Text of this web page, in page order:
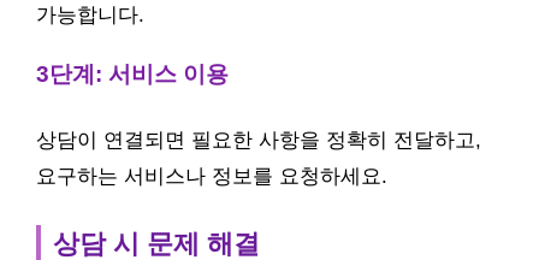
가능합니다.
3단계: 서비스 이용
상담이 연결되면 필요한 사항을 정확히 전달하고,
요구하는 서비스나 정보를 요청하세요.
상담 시 문제 해결